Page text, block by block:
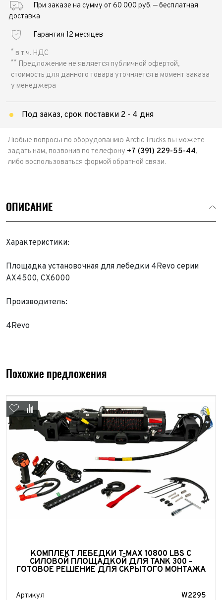
При заказе на сумму от 60 000 руб. — бесплатная
доставка
Гарантия 12 месяцев
* в т.ч. НДС
** Предложение не является публичной офертой,
стоимость для данного товара уточняется в момент заказа
у менеджера
Под заказ, срок поставки 2 - 4 дня
Любые вопросы по оборудованию Arctic Trucks вы можете
задать нам, позвонив по телефону +7 (391) 229-55-44,
либо воспользоваться формой обратной связи.
ОПИСАНИЕ
Характеристики:
Площадка установочная для лебедки 4Revo серии
AX4500, CX6000
Производитель:
4Revo
Похожие предложения
КОМПЛЕКТ ЛЕБЕДКИ T-MAX 10800 LBS С
СИЛОВОЙ ПЛОЩАДКОЙ ДЛЯ TANK 300 –
ГОТОВОЕ РЕШЕНИЕ ДЛЯ СКРЫТОГО МОНТАЖА
Артикул W2295
Обратная связь
ФИО*
Телефон*
Заявка на оценку
ФИО*